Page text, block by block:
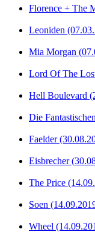
Florence + The
Leoniden
Mia Morgan
Lord Of The
Hell Boulevard
Die
Faelder
Eisbrecher
The Price
Soen
Wheel